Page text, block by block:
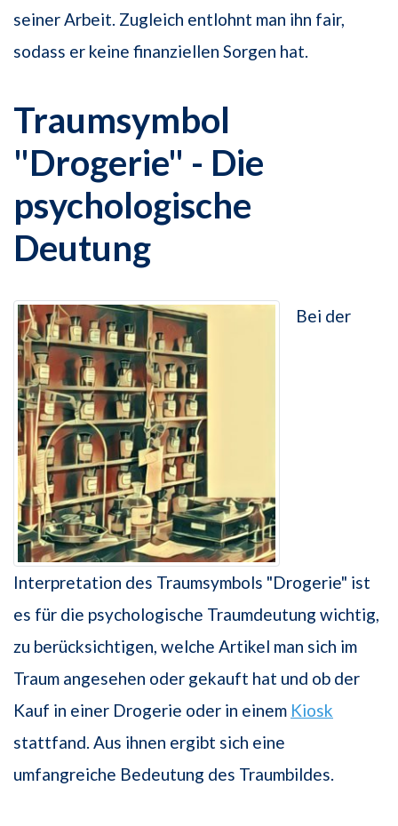
seiner Arbeit. Zugleich entlohnt man ihn fair,
sodass er keine finanziellen Sorgen hat.
Traumsymbol
"Drogerie" - Die
psychologische
Deutung
Bei der
Interpretation des Traumsymbols "Drogerie" ist
es für die psychologische Traumdeutung wichtig,
zu berücksichtigen, welche Artikel man sich im
Traum angesehen oder gekauft hat und ob der
Kauf in einer Drogerie oder in einem Kiosk
stattfand. Aus ihnen ergibt sich eine
umfangreiche Bedeutung des Traumbildes.